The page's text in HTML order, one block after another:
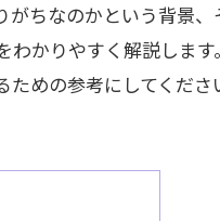
がちなのかという背景、
わかりやすく解説します
ための参考にしてくださ